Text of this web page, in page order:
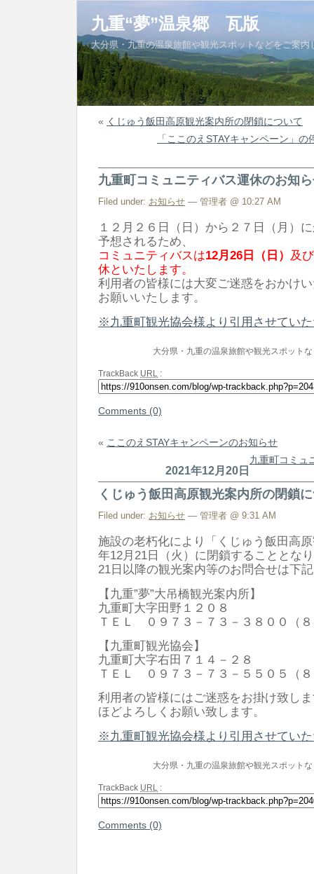
九重“夢”温泉郷 瓦版
大分県・九重の温泉旅館や観光スポットなどをご案内
« くじゅう飯田高原観光案内所の閉鎖について
「ここのえSTAYキャンペーン」
九重町コミュニティバス運休のお知
Filed under: お知らせ — 管理者 @ 10:27 AM
１２月２６日（日）から２７日（月）
予想されるため、
コミュニティバスは12月26日（日） 及び
休といたします。
利用者の皆様には大変ご迷惑をおかけ
お願いいたします。
※九重町観光協会様より引用させてい
大分県・九重の温泉旅館や観光スポット
TrackBack URL :
Comments (0)
« ここのえSTAYキャンペーンのお知らせ
九重町コミュ
2021年12月20日
くじゅう飯田高原観光案内所の閉鎖
Filed under: お知らせ — 管理者 @ 9:31 AM
施設の老朽化により「くじゅう飯田高
年12月21日（火）に閉鎖することとな
21日以降の観光案内等のお問合せは下
【九重”夢”大吊橋観光案内所】
九重町大字田野１２０８
ＴＥＬ ０９７３－７３－３８００（
【九重町観光協会】
九重町大字右田７１４－２８
ＴＥＬ ０９７３－７３－５５０５（
利用者の皆様にはご迷惑をお掛け致し
ほどよろしくお願い致します。
※九重町観光協会様より引用させてい
大分県・九重の温泉旅館や観光スポット
TrackBack URL :
Comments (0)